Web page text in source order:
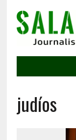
judíos